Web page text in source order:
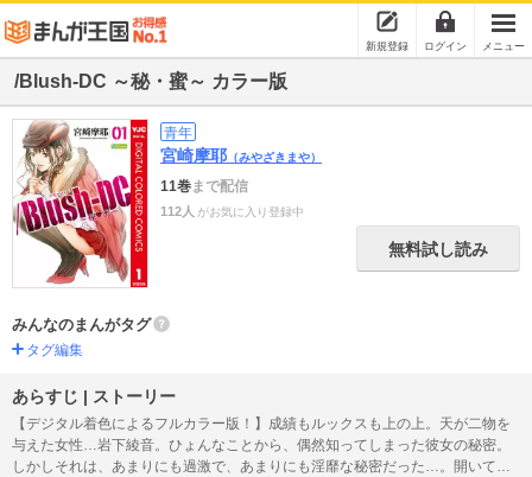
新規登録 ログイン メニュー
/Blush-DC ～秘・蜜～ カラー版
青年
宮崎摩耶 （みやざきまや）
11巻まで配信
112人 がお気に入り登録中
無料試し読み
みんなのまんがタグ
タグ編集
あらすじ | ストーリー
【デジタル着色によるフルカラー版！】成績もルックスも上の上。天が二物を
与えた女性…岩下綾音。ひょんなことから、偶然知ってしまった彼女の秘密。
しかしそれは、あまりにも過激で、あまりにも淫靡な秘密だった…。開いてし